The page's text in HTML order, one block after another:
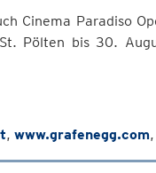
Cinema Paradiso
Pölten bis 30.
, www.grafenegg.com,